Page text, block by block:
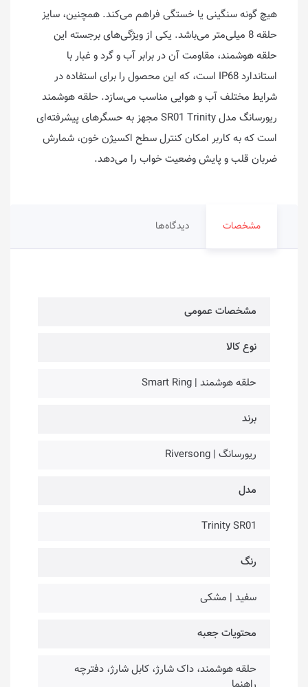
هیچ گونه سنگینی یا خستگی فراهم می‌کند. همچنین، سایز
حلقه 8 میلی‌متر می‌باشد. یکی از ویژگی‌های برجسته این
حلقه هوشمند، مقاومت آن در برابر آب و گرد و غبار با
استاندارد IP68 است، که این محصول را برای استفاده در
شرایط مختلف آب و هوایی مناسب می‌سازد. حلقه هوشمند
ریورسانگ مدل SR01 Trinity مجهز به حسگرهای پیشرفته‌ای
است که به کاربر امکان کنترل سطح اکسیژن خون، شمارش
ضربان قلب و پایش وضعیت خواب را می‌دهد.
مشخصات دیدگاه‌ها
مشخصات عمومی
نوع کالا
حلقه هوشمند | Smart Ring
برند
ریورسانگ | Riversong
مدل
Trinity SR01
رنگ
سفید | مشکی
محتویات جعبه
حلقه هوشمند، داک شارژ، کابل شارژ، دفترچه